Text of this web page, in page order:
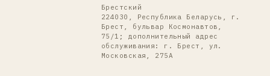
Брестский
224030, Республика Беларусь, г.
Брест, бульвар Космонавтов,
75/1; дополнительный адрес
обслуживания: г. Брест, ул.
Московская, 275А